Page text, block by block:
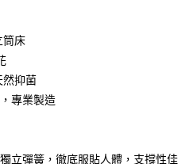
NT$4,266
遠東國際商業銀行
筒床
然抑菌
專業製造
立彈簧，徹底服貼人體，支撐性